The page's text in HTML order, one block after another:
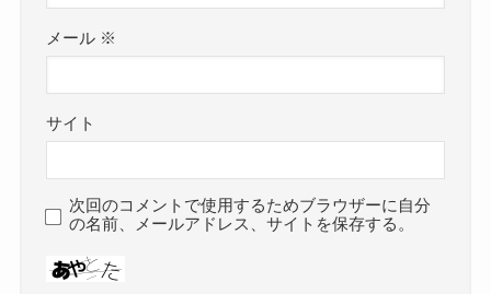
メール ※
サイト
次回のコメントで使用するためブラウザーに自分
の名前、メールアドレス、サイトを保存する。